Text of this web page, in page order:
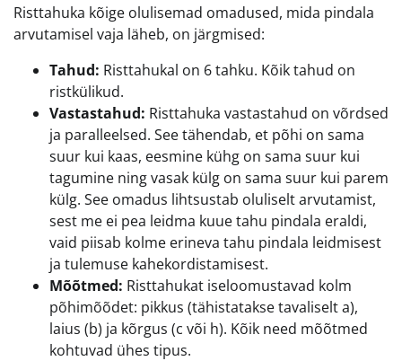
Risttahuka kõige olulisemad omadused, mida pindala
arvutamisel vaja läheb, on järgmised:
Tahud: Risttahukal on 6 tahku. Kõik tahud on
ristkülikud.
Vastastahud: Risttahuka vastastahud on võrdsed
ja paralleelsed. See tähendab, et põhi on sama
suur kui kaas, eesmine kühg on sama suur kui
tagumine ning vasak külg on sama suur kui parem
külg. See omadus lihtsustab oluliselt arvutamist,
sest me ei pea leidma kuue tahu pindala eraldi,
vaid piisab kolme erineva tahu pindala leidmisest
ja tulemuse kahekordistamisest.
Mõõtmed: Risttahukat iseloomustavad kolm
põhimõõdet: pikkus (tähistatakse tavaliselt a),
laius (b) ja kõrgus (c või h). Kõik need mõõtmed
kohtuvad ühes tipus.